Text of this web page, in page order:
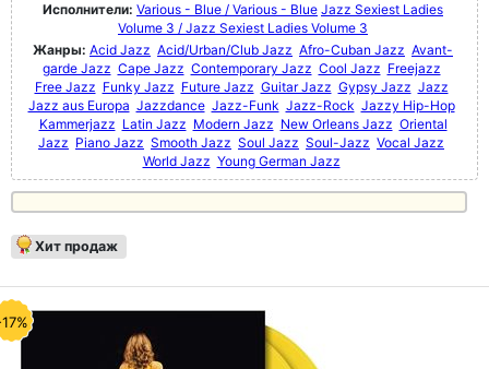
Исполнители: Various - Blue / Various - Blue Jazz Sexiest Ladies
Volume 3 / Jazz Sexiest Ladies Volume 3
Жанры: Acid Jazz Acid/Urban/Club Jazz Afro-Cuban Jazz Avant-
garde Jazz Cape Jazz Contemporary Jazz Cool Jazz Freejazz
Free Jazz Funky Jazz Future Jazz Guitar Jazz Gypsy Jazz Jazz
Jazz aus Europa Jazzdance Jazz-Funk Jazz-Rock Jazzy Hip-Hop
Kammerjazz Latin Jazz Modern Jazz New Orleans Jazz Oriental
Jazz Piano Jazz Smooth Jazz Soul Jazz Soul-Jazz Vocal Jazz
World Jazz Young German Jazz
Хит продаж